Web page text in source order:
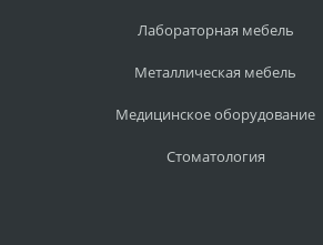
Лабораторная мебель
Металлическая мебель
Медицинское оборудование
Стоматология